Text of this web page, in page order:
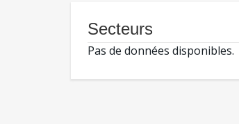
Secteurs
Pas de données disponibles.